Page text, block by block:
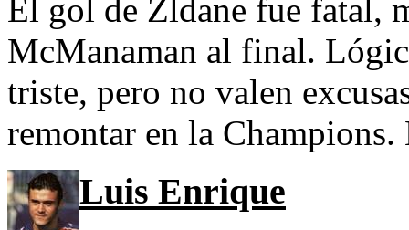
El gol de Zldane fue fatal,
McManaman al final.
triste, pero no valen
remontar en la
Luis Enrique